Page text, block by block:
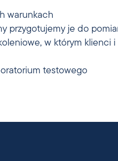
warunkach
przygotujemy je do
w którym klienci
testowego